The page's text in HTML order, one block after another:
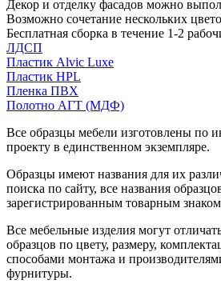
Декор и отделку фасадов можно
Возможно сочетание нескольких
Бесплатная сборка в течение 1-2
ЛДСП
Пластик Alvic Luxe
Пластик HPL
Пленка ПВХ
Полотно АГТ (МДФ)
Все образцы мебели изготовлены по
проекту в единственном экземпляре.
Образцы имеют названия для их
поиска по сайту, все названия
зарегистрированным товарным
Все мебельные изделия могут
образцов по цвету, размеру,
способами монтажа и
фурнитуры.